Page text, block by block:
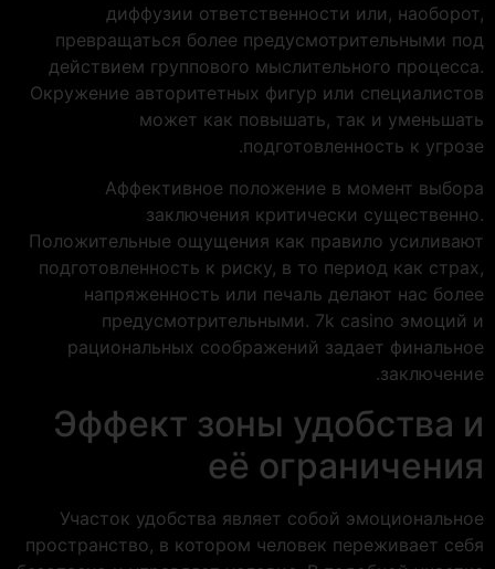
диффузии ответственности или, наоборот,
превращаться более предусмотрительными под
действием группового мыслительного процесса.
Окружение авторитетных фигур или специалистов
может как повышать, так и уменьшать
подготовленность к угрозе.
Аффективное положение в момент выбора
заключения критически существенно.
Положительные ощущения как правило усиливают
подготовленность к риску, в то период как страх,
напряженность или печаль делают нас более
предусмотрительными. 7k casino эмоций и
рациональных соображений задает финальное
заключение.
Эффект зоны удобства и
её ограничения
Участок удобства являет собой эмоциональное
пространство, в котором человек переживает себя